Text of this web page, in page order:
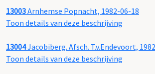
13003Arnhemse Popnacht, 1982-06-18
Toon details van deze beschrijving
13004Jacobiberg. Afsch. T.v.Endevoort,
Toon details van deze beschrijving